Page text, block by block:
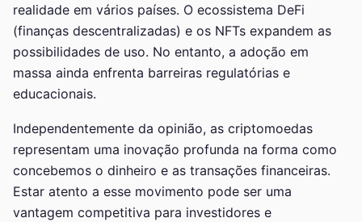
realidade em vários países. O ecossistema DeFi
(finanças descentralizadas) e os NFTs expandem as
possibilidades de uso. No entanto, a adoção em
massa ainda enfrenta barreiras regulatórias e
educacionais.
Independentemente da opinião, as criptomoedas
representam uma inovação profunda na forma como
concebemos o dinheiro e as transações financeiras.
Estar atento a esse movimento pode ser uma
vantagem competitiva para investidores e